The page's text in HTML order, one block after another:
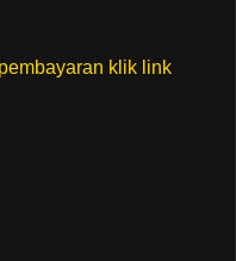
klik link